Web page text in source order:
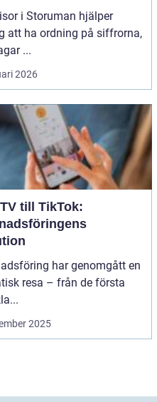
i Storuman hjälper
att ha ordning på siffrorna,
...
2026
till TikTok:
har genomgått en
resa – från de första
2025